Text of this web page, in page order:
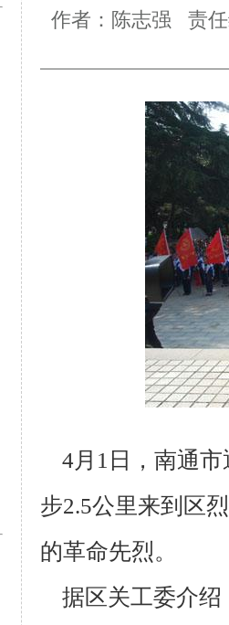
作者：陈志强 责
4月 1 日，南通
步2.5公里来到区
的革命先烈。
据区关工委介绍